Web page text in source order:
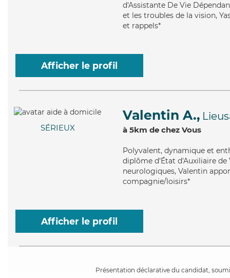
d'Assistante De Vie
et les troubles de la vision,
et rappels*
Afficher le profil
SÉRIEUX
Valentin A.,
à 5km de chez Vous
Polyvalent, dynamique et
diplôme d'État d'Auxiliaire de
neurologiques, Valentin
compagnie/loisirs*
Afficher le profil
Présentation déclarative du candidat,